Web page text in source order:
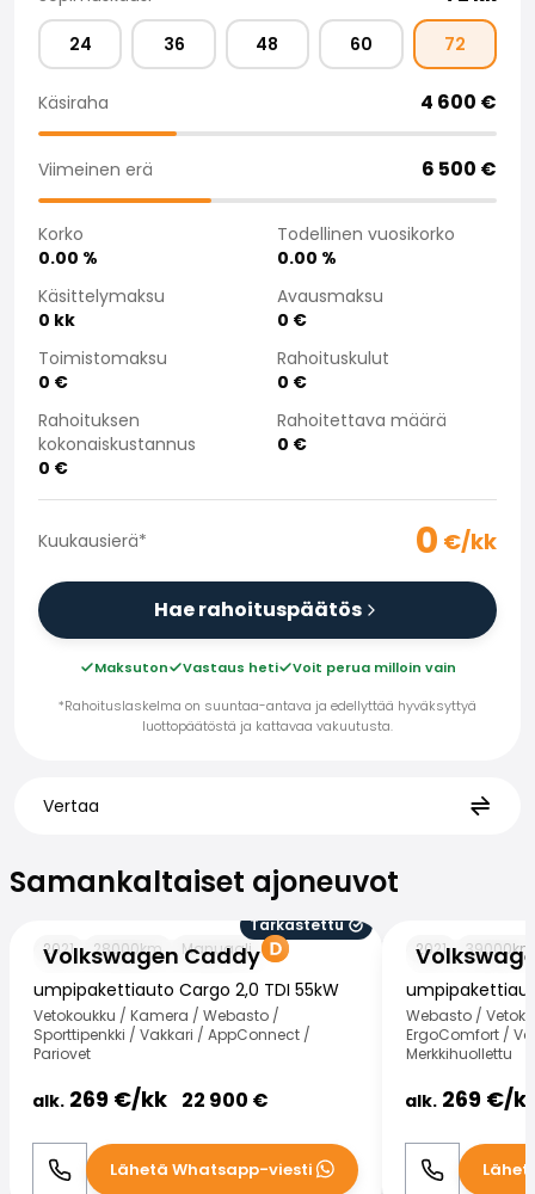
Saka Select
Uutiset ja kampanjat
Yritys
Saka Finland Oy
Hallinto
Ostotiimi
Yhteydenotto
Rekrytointi
Medialle
Reklamaatiot
24 36 48 60 72
Käsiraha 4 600 €
Viimeinen erä 6 500 €
Korko
0.00 %
Todellinen vuosikorko
0.00 %
Käsittelymaksu
0 kk
Avausmaksu
0 €
Toimistomaksu
0 €
Rahoituskulut
0 €
Rahoituksen
kokonaiskustannus
0 €
Rahoitettava määrä
0 €
Kuukausierä* 0 €/kk
Hae rahoituspäätös
Maksuton Vastaus heti
Voit perua milloin vain
*Rahoituslaskelma on suuntaa-antava ja edellyttää hyväksyttyä
luottopäätöstä ja kattavaa vakuutusta.
Vertaa
Samankaltaiset ajoneuvot
Volkswagen Caddy
Tarkastettu
2021
28000km Manuaali
umpipakettiauto Cargo 2,0 TDI 55kW
Vetokoukku / Kamera / Webasto /
Sporttipenkki / Vakkari / AppConnect /
Pariovet
alk. 269 €/kk 22 900 €
Soita WhatsApp
Lähetä Whatsapp-viesti
2021 39000km
Webasto /
ErgoComfort /
Merkkihuollettu
alk. 269 €/
Soita